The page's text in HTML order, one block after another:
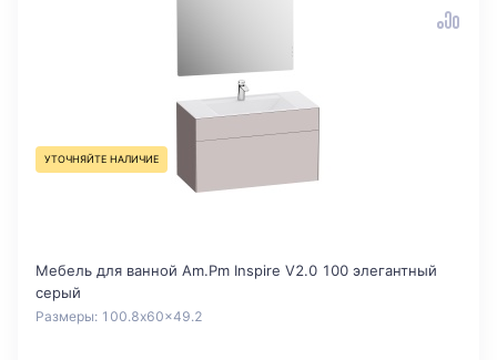
УТОЧНЯЙТЕ НАЛИЧИЕ
Мебель для ванной Am.Pm Inspire V2.0 100 элегантный
серый
Размеры: 100.8x60x49.2